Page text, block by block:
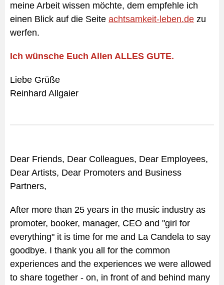
meine Arbeit wissen möchte, dem empfehle ich
einen Blick auf die Seite achtsamkeit-leben.de zu
werfen.
Ich wünsche Euch Allen ALLES GUTE.
Liebe Grüße
Reinhard Allgaier
Dear Friends, Dear Colleagues, Dear Employees,
Dear Artists, Dear Promoters and Business
Partners,
After more than 25 years in the music industry as
promoter, booker, manager, CEO and "girl for
everything" it is time for me and La Candela to say
goodbye. I thank you all for the common
experiences and the experiences we were allowed
to share together - on, in front of and behind many